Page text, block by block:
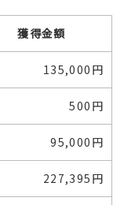
獲得金額
135,000円
500円
95,000円
227,395円